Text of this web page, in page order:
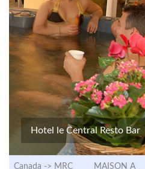
Hotel le Central Resto Bar
Canada -> MRC
MAISON A